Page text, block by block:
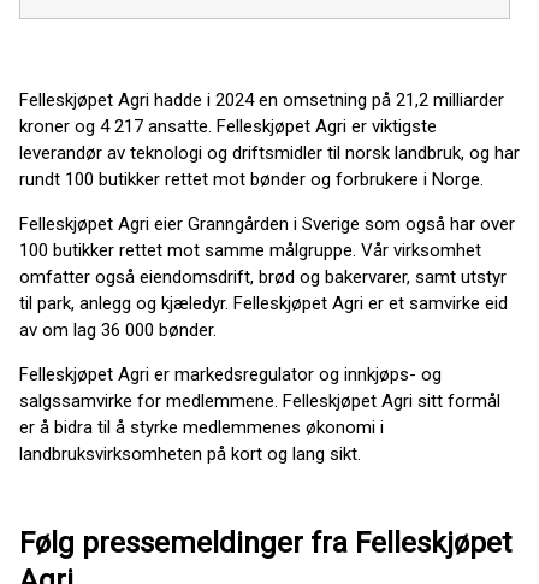
Felleskjøpet Agri hadde i 2024 en omsetning på 21,2 milliarder
kroner og 4 217 ansatte. Felleskjøpet Agri er viktigste
leverandør av teknologi og driftsmidler til norsk landbruk, og har
rundt 100 butikker rettet mot bønder og forbrukere i Norge.
Felleskjøpet Agri eier Granngården i Sverige som også har over
100 butikker rettet mot samme målgruppe. Vår virksomhet
omfatter også eiendomsdrift, brød og bakervarer, samt utstyr
til park, anlegg og kjæledyr. Felleskjøpet Agri er et samvirke eid
av om lag 36 000 bønder.
Felleskjøpet Agri er markedsregulator og innkjøps- og
salgssamvirke for medlemmene. Felleskjøpet Agri sitt formål
er å bidra til å styrke medlemmenes økonomi i
landbruksvirksomheten på kort og lang sikt.
Følg pressemeldinger fra Felleskjøpet